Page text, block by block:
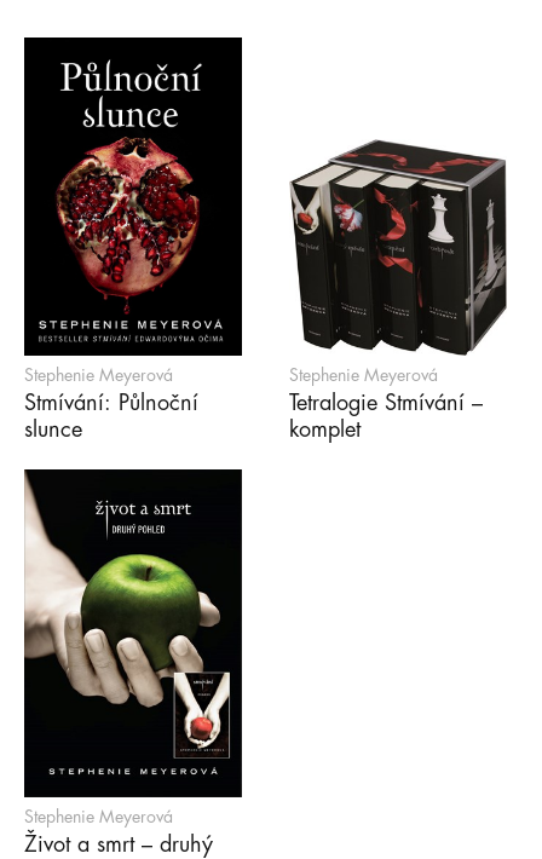
Stephenie Meyerová
Stmívání: Půlnoční
slunce
Stephenie Meyerová
Tetralogie Stmívání –
komplet
Stephenie Meyerová
Život a smrt – druhý